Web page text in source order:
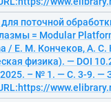
поточной
= Modular
/ Е. М. Кончеков, А.
физика). — DOI
– № 1. — С. 3-9. —